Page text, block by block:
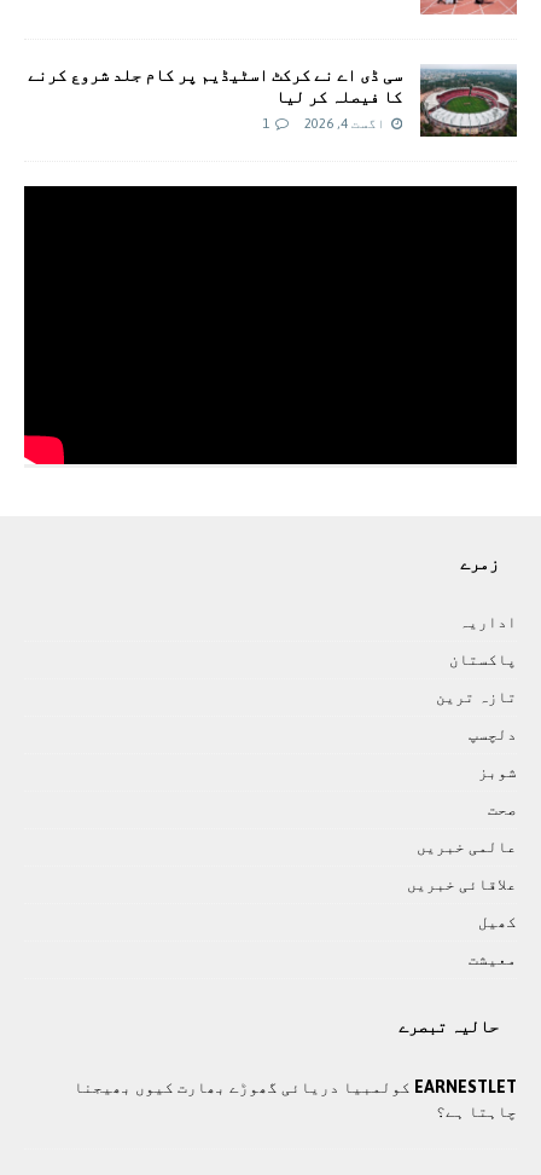
سی ڈی اے نے کرکٹ اسٹیڈیم پر کام جلد شروع کرنے
کا فیصلہ کر لیا
اگست 4, 2026 1
زمرے
اداريہ
پاکستان
تازہ ترين
دلچسپ
شوبز
صحت
عالمی خبريں
علاقائی خبريں
کھيل
معيشت
حالیہ تبصرے
EARNESTLET کولمبیا دریائی گھوڑے بھارت کیوں بھیجنا
چاہتا ہے؟